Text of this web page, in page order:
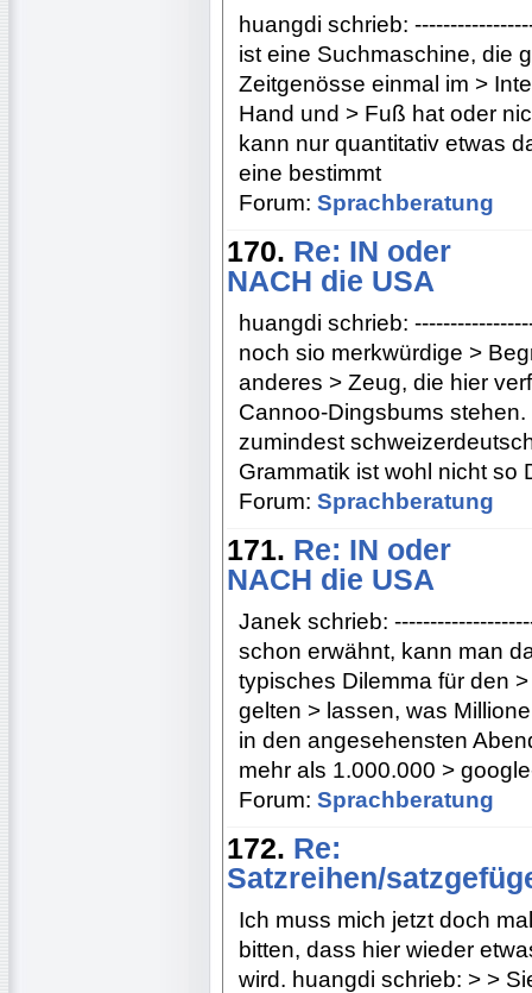
huangdi schrieb:
ist eine Suchmaschine, die
Zeitgenösse einmal im >
Hand und > Fuß hat oder
kann nur quantitativ etwas
eine bestimmt
Forum: Sprachberatung
170. Re: IN oder
NACH die USA
huangdi schrieb:
noch sio merkwürdige >
anderes > Zeug, die hier
Cannoo-Dingsbums
zumindest
Grammatik ist wohl nicht so
Forum: Sprachberatung
171. Re: IN oder
NACH die USA
Janek schrieb:
schon erwähnt, kann man
typisches Dilemma für den
gelten > lassen, was
in den angesehensten
mehr als 1.000.000 >
Forum: Sprachberatung
172. Re:
Satzreihen/
Ich muss mich jetzt doch
bitten, dass hier wieder
wird. huangdi schrieb: > >